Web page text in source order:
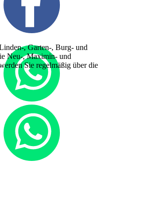
, Garten-, Burg- und
Neu-, Maximin- und
Sie regelmäßig über die